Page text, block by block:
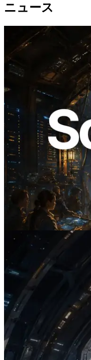
ニュース
2026.08.05
ERPC、
リージョンの
Validators
この記事を読む
2026.07.04